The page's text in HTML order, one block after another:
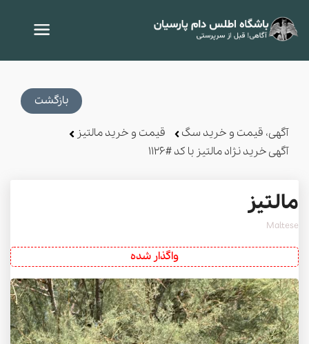
بازگشت
آگهی، قیمت و خرید سگ
قیمت و خرید مالتیز
آگهی خرید نژاد مالتیز با کد #1126
مالتیز
Maltese
واگذار شده